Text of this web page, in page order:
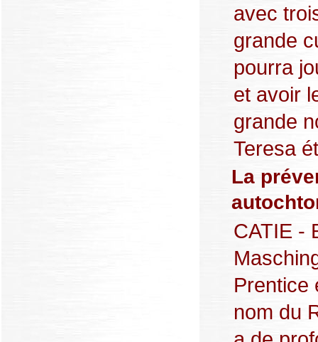
avec
grande
pourra
et avoir
grande
Teresa
La
CATIE -
Prentice
nom du